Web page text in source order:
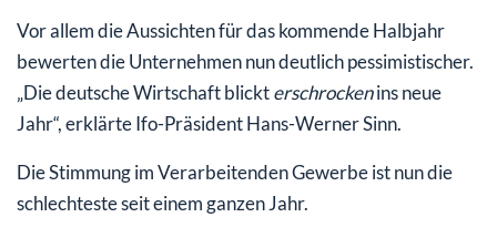
Vor allem die Aussichten für das kommende Halbjahr
bewerten die Unternehmen nun deutlich pessimistischer.
„Die deutsche Wirtschaft blickterschrockenins neue
Jahr“, erklärte Ifo-Präsident Hans-Werner Sinn.
Die Stimmung im Verarbeitenden Gewerbe ist nun die
schlechteste seit einem ganzen Jahr.